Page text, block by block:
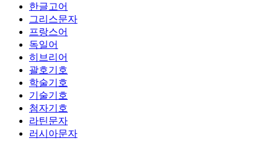
한글고어
그리스문자
프랑스어
독일어
히브리어
괄호기호
학술기호
기술기호
첨자기호
라틴문자
러시아문자